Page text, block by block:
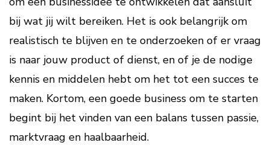
bij wat jij wilt bereiken. Het is ook belangrijk om
realistisch te blijven en te onderzoeken of er vraag
is naar jouw product of dienst, en of je de nodige
kennis en middelen hebt om het tot een succes te
maken. Kortom, een goede business om te starten
begint bij het vinden van een balans tussen passie,
marktvraag en haalbaarheid.